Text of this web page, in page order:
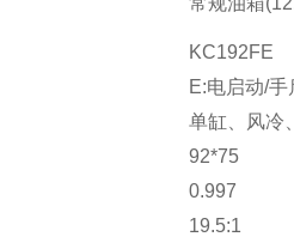
KC192FE
E:电启动/手
单缸、风冷
92*75
0.997
19.5:1